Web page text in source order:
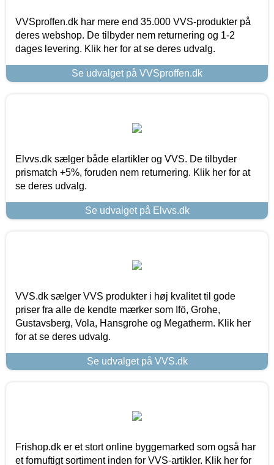
VVSproffen.dk har mere end 35.000 VVS-produkter på
deres webshop. De tilbyder nem returnering og 1-2
dages levering. Klik her for at se deres udvalg.
Se udvalget på VVSproffen.dk
Elvvs.dk sælger både elartikler og VVS. De tilbyder
prismatch +5%, foruden nem returnering. Klik her for at
se deres udvalg.
Se udvalget på Elvvs.dk
VVS.dk sælger VVS produkter i høj kvalitet til gode
priser fra alle de kendte mærker som Ifö, Grohe,
Gustavsberg, Vola, Hansgrohe og Megatherm. Klik her
for at se deres udvalg.
Se udvalget på VVS.dk
Frishop.dk er et stort online byggemarked som også har
et fornuftigt sortiment inden for VVS-artikler. Klik her for